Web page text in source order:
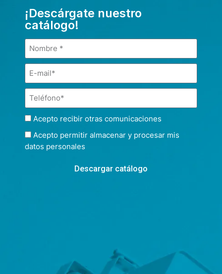
¡Descárgate nuestro
catálogo!
Acepto recibir otras comunicaciones
Acepto permitir almacenar y procesar mis
datos personales
Descargar catálogo